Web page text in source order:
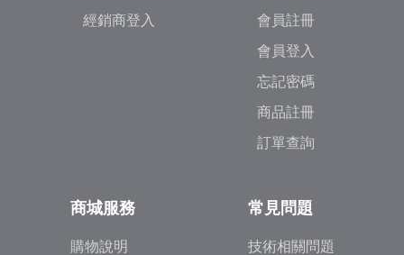
經銷商登入
會員註冊
會員登入
忘記密碼
商品註冊
訂單查詢
商城服務
購物說明
常見問題
技術相關問題